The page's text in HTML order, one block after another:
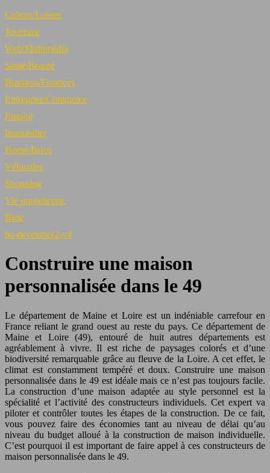
Culture/Loisirs
Tourisme
Web/Multimédia
Santé/Beauté
Business/Finances
Entreprise/Commerce
Emploi
Immobilier
Home/Brico
Véhicules
Shopping
Vie quotidienne
Blog
be-developer2-v4
Construire une maison
personnalisée dans le 49
Le département de Maine et Loire est un indéniable carrefour en
France reliant le grand ouest au reste du pays. Ce département de
Maine et Loire (49), entouré de huit autres départements est
agréablement à vivre. Il est riche de paysages colorés et d’une
biodiversité remarquable grâce au fleuve de la Loire. A cet effet, le
climat est constamment tempéré et doux. Construire une maison
personnalisée dans le 49 est idéale mais ce n’est pas toujours facile.
La construction d’une maison adaptée au style personnel est la
spécialité et l’activité des constructeurs individuels. Cet expert va
piloter et contrôler toutes les étapes de la construction. De ce fait,
vous pouvez faire des économies tant au niveau de délai qu’au
niveau du budget alloué à la construction de maison individuelle.
C’est pourquoi il est important de faire appel à ces constructeurs de
maison personnalisée dans le 49.